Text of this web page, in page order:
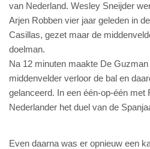
van Nederland. Wesley Sneijder
Arjen Robben vier jaar geleden in
Casillas, gezet maar de
doelman.
Na 12 minuten maakte De
middenvelder verloor de bal en
gelanceerd. In een één-op-één met
Nederlander het duel van de
Even daarna was er opnieuw een